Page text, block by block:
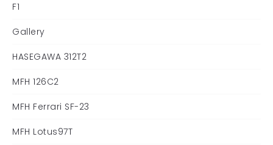
F1
Gallery
HASEGAWA 312T2
MFH 126C2
MFH Ferrari SF-23
MFH Lotus97T